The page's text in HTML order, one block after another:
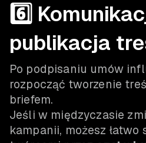
6️⃣
publikacja
Po podpisaniu umów
rozpocząć tworzenie
briefem.
Jeśli w międzyczasie
kampanii, możesz